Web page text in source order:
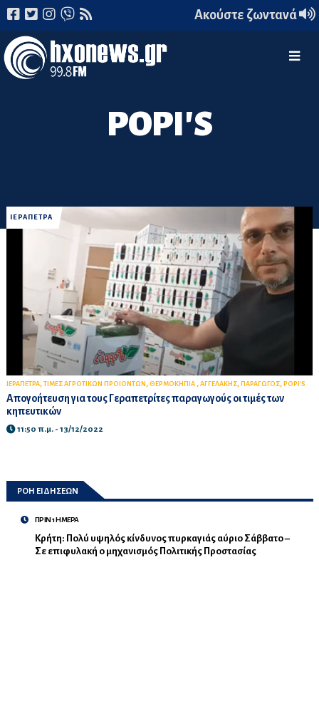
Ακούστε ζωντανά
POPI'S
ΙΕΡΑΠΕΤΡΑ
ΙΕΡΑΠΕΤΡΑ, ΤΙΜΕΣ ΑΓΡΟΤΙΚΩΝ ΠΡΟΙΟΝΤΩΝ , ΘΕΡΜΟΚΗΠΙΑ , ΑΓΓΕΛΑΚΗΣ, ΠΑΡΑΓΩΓΟΣ, POPI'S
Απογοήτευση για τους Γεραπετρίτες παραγωγούς οι τιμές των
κηπευτικών
11:50 π.μ. - 13/12/2022
ΡΟΗ ΕΙΔΗΣΕΩΝ
ΠΡΙΝ 1 ΗΜΕΡΑ
Κρήτη: Πολύ υψηλός κίνδυνος πυρκαγιάς αύριο Σάββατο –
Σε επιφυλακή ο μηχανισμός Πολιτικής Προστασίας